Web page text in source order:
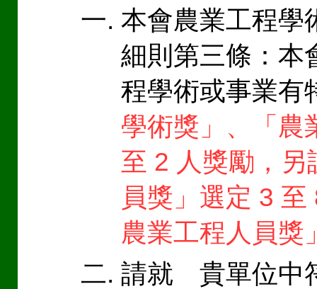
本會農業工程學
細則第三條：本
程學術或事業有
學術獎」、「農
至 2 人獎勵，
員獎」選定 3
農業工程人員獎
請就 貴單位中